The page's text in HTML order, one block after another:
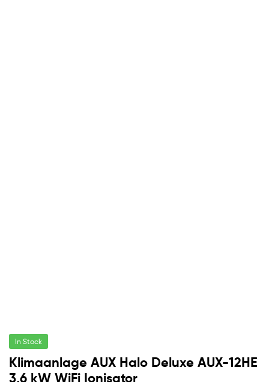
In Stock
Klimaanlage AUX Halo Deluxe AUX-12HE
3,6 kW WiFi Ionisator